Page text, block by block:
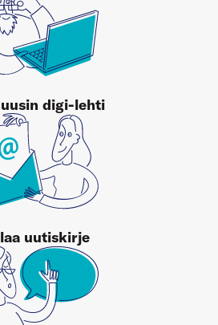
digi-lehti
uutiskirje